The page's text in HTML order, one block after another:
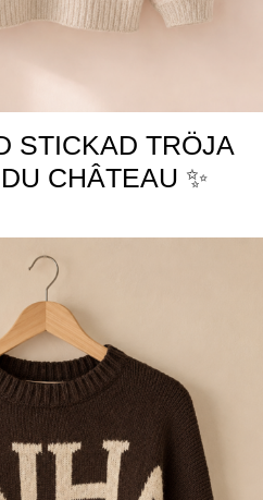
STICKAD TRÖJA
CHÂTEAU ✨